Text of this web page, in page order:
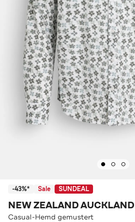
-43%* Sale SUNDEAL
NEW ZEALAND AUCKLAND
Casual-Hemd gemustert